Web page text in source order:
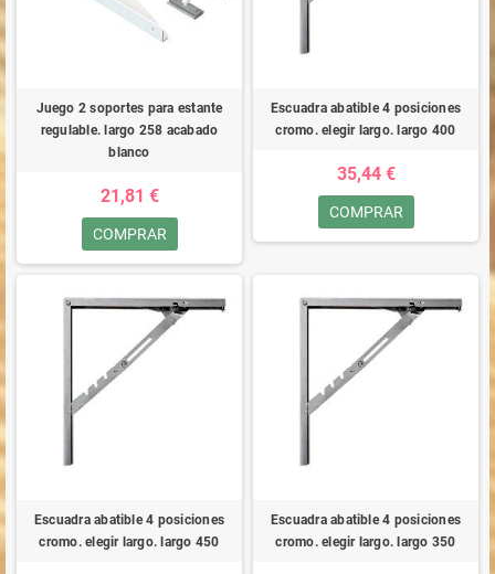
Juego 2 soportes para estante
regulable. largo 258 acabado
blanco
21,81 €
COMPRAR
Escuadra abatible 4 posiciones
cromo. elegir largo. largo 400
35,44 €
COMPRAR
Escuadra abatible 4 posiciones
cromo. elegir largo. largo 450
Escuadra abatible 4 posiciones
cromo. elegir largo. largo 350